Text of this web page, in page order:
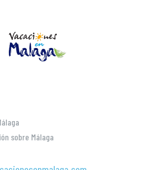
sobre Málaga